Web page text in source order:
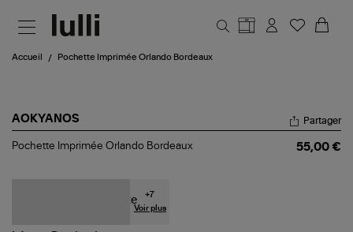
Accueil Pochette Imprimée Orlando Bordeaux
AOKYANOS
Pochette
Partager
Pochette Imprimée Orlando Bordeaux 55,00 €
+7
Voir plus